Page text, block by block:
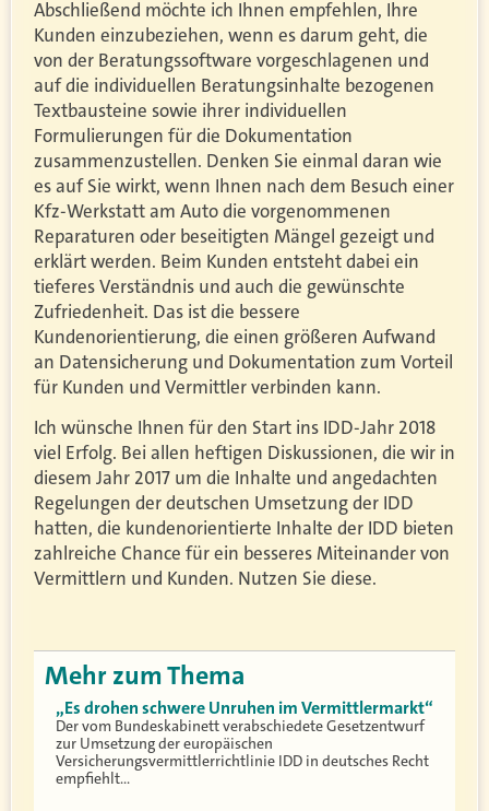
Abschließend möchte ich Ihnen empfehlen, Ihre
Kunden einzubeziehen, wenn es darum geht, die
von der Beratungssoftware vorgeschlagenen und
auf die individuellen Beratungsinhalte bezogenen
Textbausteine sowie ihrer individuellen
Formulierungen für die Dokumentation
zusammenzustellen. Denken Sie einmal daran wie
es auf Sie wirkt, wenn Ihnen nach dem Besuch einer
Kfz-Werkstatt am Auto die vorgenommenen
Reparaturen oder beseitigten Mängel gezeigt und
erklärt werden. Beim Kunden entsteht dabei ein
tieferes Verständnis und auch die gewünschte
Zufriedenheit. Das ist die bessere
Kundenorientierung, die einen größeren Aufwand
an Datensicherung und Dokumentation zum Vorteil
für Kunden und Vermittler verbinden kann.
Ich wünsche Ihnen für den Start ins IDD-Jahr 2018
viel Erfolg. Bei allen heftigen Diskussionen, die wir in
diesem Jahr 2017 um die Inhalte und angedachten
Regelungen der deutschen Umsetzung der IDD
hatten, die kundenorientierte Inhalte der IDD bieten
zahlreiche Chance für ein besseres Miteinander von
Vermittlern und Kunden. Nutzen Sie diese.
Mehr zum Thema
„Es drohen schwere Unruhen im Vermittlermarkt“
Der vom Bundeskabinett verabschiedete Gesetzentwurf
zur Umsetzung der europäischen
Versicherungsvermittlerrichtlinie IDD in deutsches Recht
empfiehlt…